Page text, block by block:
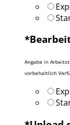
*
Angabe in
vorbehaltlich